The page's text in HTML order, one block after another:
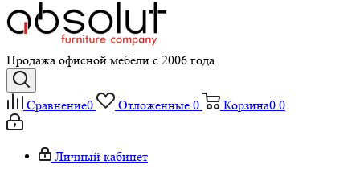
Продажа офисной мебели с 2006 года
Сравнение0 Отложенные 0 Корзина0 0
Личный кабинет